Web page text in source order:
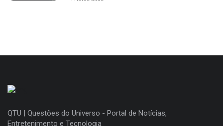
QTU | Questões do Universo - Portal de Notícias,
Entretenimento e Tecnologia